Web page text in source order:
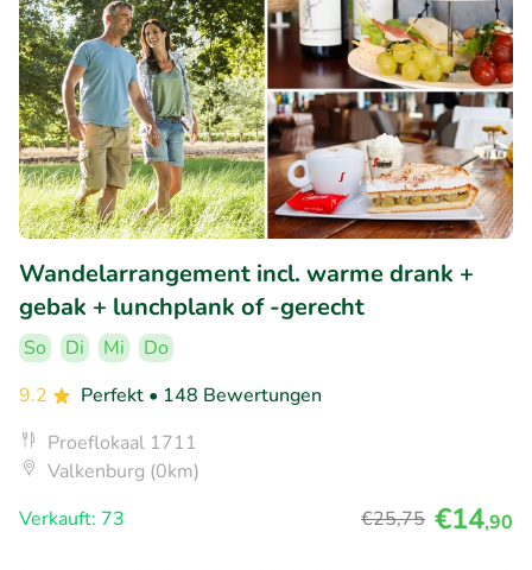
Wandelarrangement incl. warme drank +
gebak + lunchplank of -gerecht
So Di Mi
Do
9.2
Perfekt • 148 Bewertungen
Proeflokaal 1711
Valkenburg (0km)
Verkauft: 73
€25,75 €14,90